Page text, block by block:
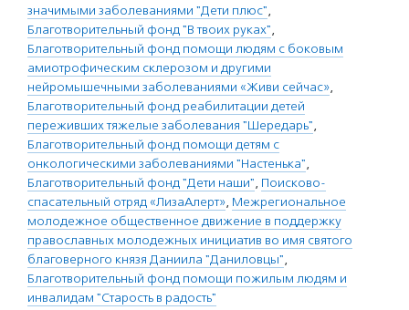
значимыми заболеваниями "Дети плюс",
Благотворительный фонд "В твоих руках",
Благотворительный фонд помощи людям с боковым
амиотрофическим склерозом и другими
нейромышечными заболеваниями «Живи сейчас»,
Благотворительный фонд реабилитации детей
переживших тяжелые заболевания "Шередарь",
Благотворительный фонд помощи детям с
онкологическими заболеваниями "Настенька",
Благотворительный фонд "Дети наши", Поисково-
спасательный отряд «ЛизаАлерт», Межрегиональное
молодежное общественное движение в поддержку
православных молодежных инициатив во имя святого
благоверного князя Даниила "Даниловцы",
Благотворительный фонд помощи пожилым людям и
инвалидам "Старость в радость"